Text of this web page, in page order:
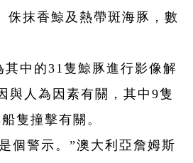
侏抹香鯨及熱帶斑海豚，數
其中的31隻鯨豚進行影像解
與人為因素有關，其中9隻
隻撞擊有關。
個警示。”澳大利亞詹姆斯